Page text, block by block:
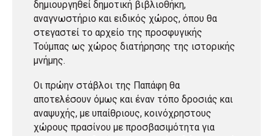
δημιουργηθεί δημοτική βιβλιοθήκη,
αναγνωστήριο και ειδικός χώρος, όπου θα
στεγαστεί το αρχείο της προσφυγικής
Τούμπας ως χώρος διατήρησης της ιστορικής
μνήμης.
Οι πρώην στάβλοι της Παπάφη θα
αποτελέσουν όμως και έναν τόπο δροσιάς και
αναψυχής, με υπαίθριους, κοινόχρηστους
χώρους πρασίνου με προσβασιμότητα για